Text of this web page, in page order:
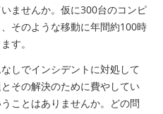
ませんか。仮に300台のコンピ
そのような移動に年間約100時
す。
しでインシデントに対処して
その解決のために費やしてい
ことはありませんか。どの問